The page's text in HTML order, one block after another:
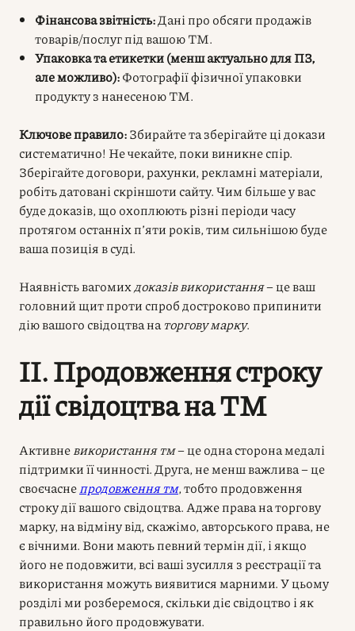
Фінансова звітність:Дані про обсяги продажів
товарів/послуг під вашою ТМ.
Упаковка та етикетки (менш актуально для ПЗ,
але можливо):Фотографії фізичної упаковки
продукту з нанесеною ТМ.
Ключове правило:Збирайте та зберігайте ці докази
систематично! Не чекайте, поки виникне спір.
Зберігайте договори, рахунки, рекламні матеріали,
робіть датовані скріншоти сайту. Чим більше у вас
буде доказів, що охоплюють різні періоди часу
протягом останніх п’яти років, тим сильнішою буде
ваша позиція в суді.
Наявність вагомих доказів використання– це ваш
головний щит проти спроб достроково припинити
дію вашого свідоцтва на торгову марку.
II. Продовження строку
дії свідоцтва на ТМ
Активне використання тм– це одна сторона медалі
підтримки її чинності. Друга, не менш важлива – це
своєчасне продовження тм, тобто продовження
строку дії вашого свідоцтва. Адже права на торгову
марку, на відміну від, скажімо, авторського права, не
є вічними. Вони мають певний термін дії, і якщо
його не подовжити, всі ваші зусилля з реєстрації та
використання можуть виявитися марними. У цьому
розділі ми розберемося, скільки діє свідоцтво і як
правильно його продовжувати.